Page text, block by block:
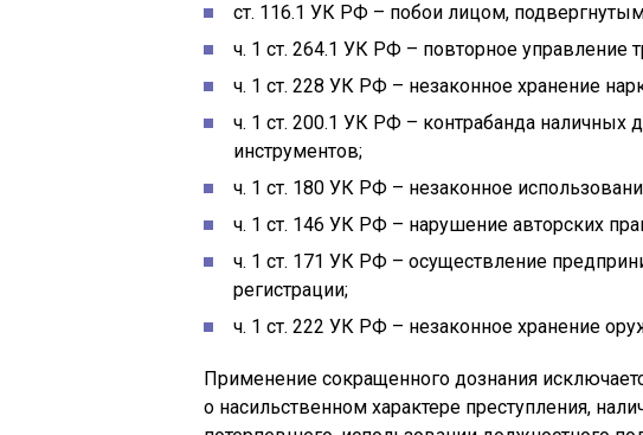
ст. 116.1 УК РФ – побои лицом,
ч. 1 ст. 264.1 УК РФ – повторное управление
ч. 1 ст. 228 УК РФ – незаконное хранение
ч. 1 ст. 200.1 УК РФ – контрабанда
инструментов;
ч. 1 ст. 180 УК РФ – незаконное
ч. 1 ст. 146 УК РФ – нарушение авторских
ч. 1 ст. 171 УК РФ – осуществление
регистрации;
ч. 1 ст. 222 УК РФ – незаконное хранение
Применение сокращенного дознания
о насильственном характере преступления,